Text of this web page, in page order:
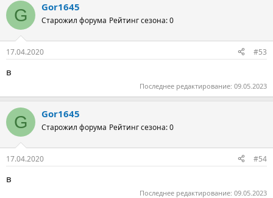
G Gor1645
Старожил форума Рейтинг сезона: 0
17.04.2020 #53
в
Последнее редактирование: 09.05.2023
G Gor1645
Старожил форума Рейтинг сезона: 0
17.04.2020 #54
в
Последнее редактирование: 09.05.2023